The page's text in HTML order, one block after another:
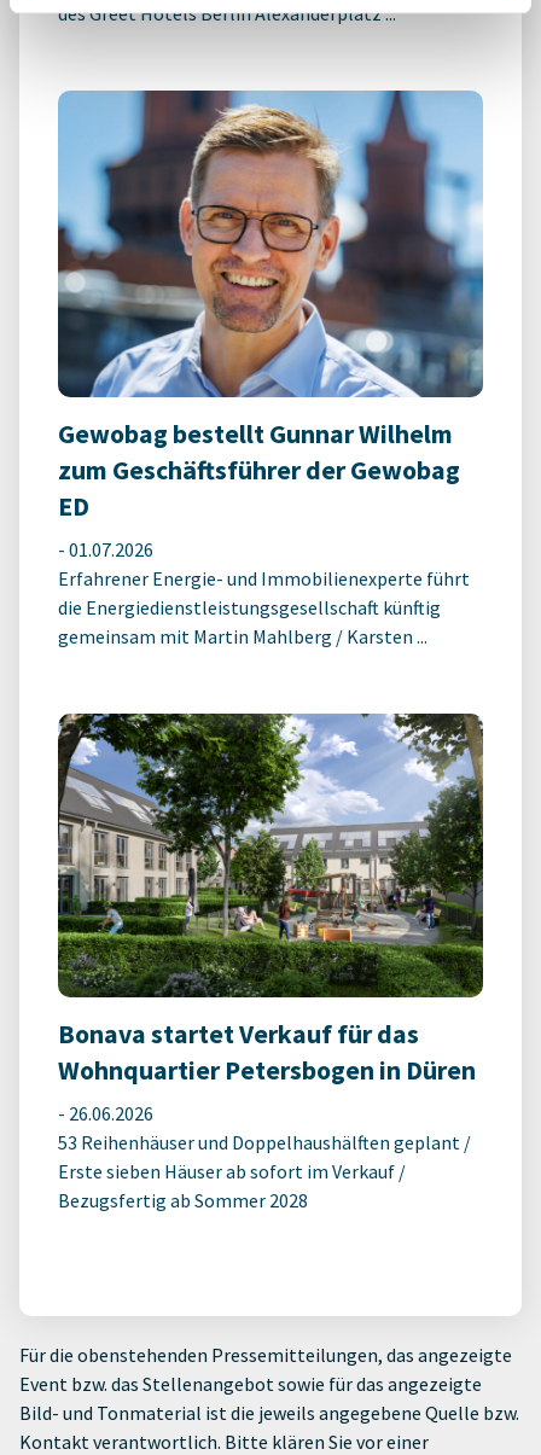
des Greet Hotels Berlin Alexanderplatz ...
Gewobag bestellt Gunnar Wilhelm
zum Geschäftsführer der Gewobag
ED
- 01.07.2026
Erfahrener Energie- und Immobilienexperte führt
die Energiedienstleistungsgesellschaft künftig
gemeinsam mit Martin Mahlberg / Karsten ...
Bonava startet Verkauf für das
Wohnquartier Petersbogen in Düren
- 26.06.2026
53 Reihenhäuser und Doppelhaushälften geplant /
Erste sieben Häuser ab sofort im Verkauf /
Bezugsfertig ab Sommer 2028
Für die obenstehenden Pressemitteilungen, das angezeigte
Event bzw. das Stellenangebot sowie für das angezeigte
Bild- und Tonmaterial ist die jeweils angegebene Quelle bzw.
Kontakt verantwortlich. Bitte klären Sie vor einer